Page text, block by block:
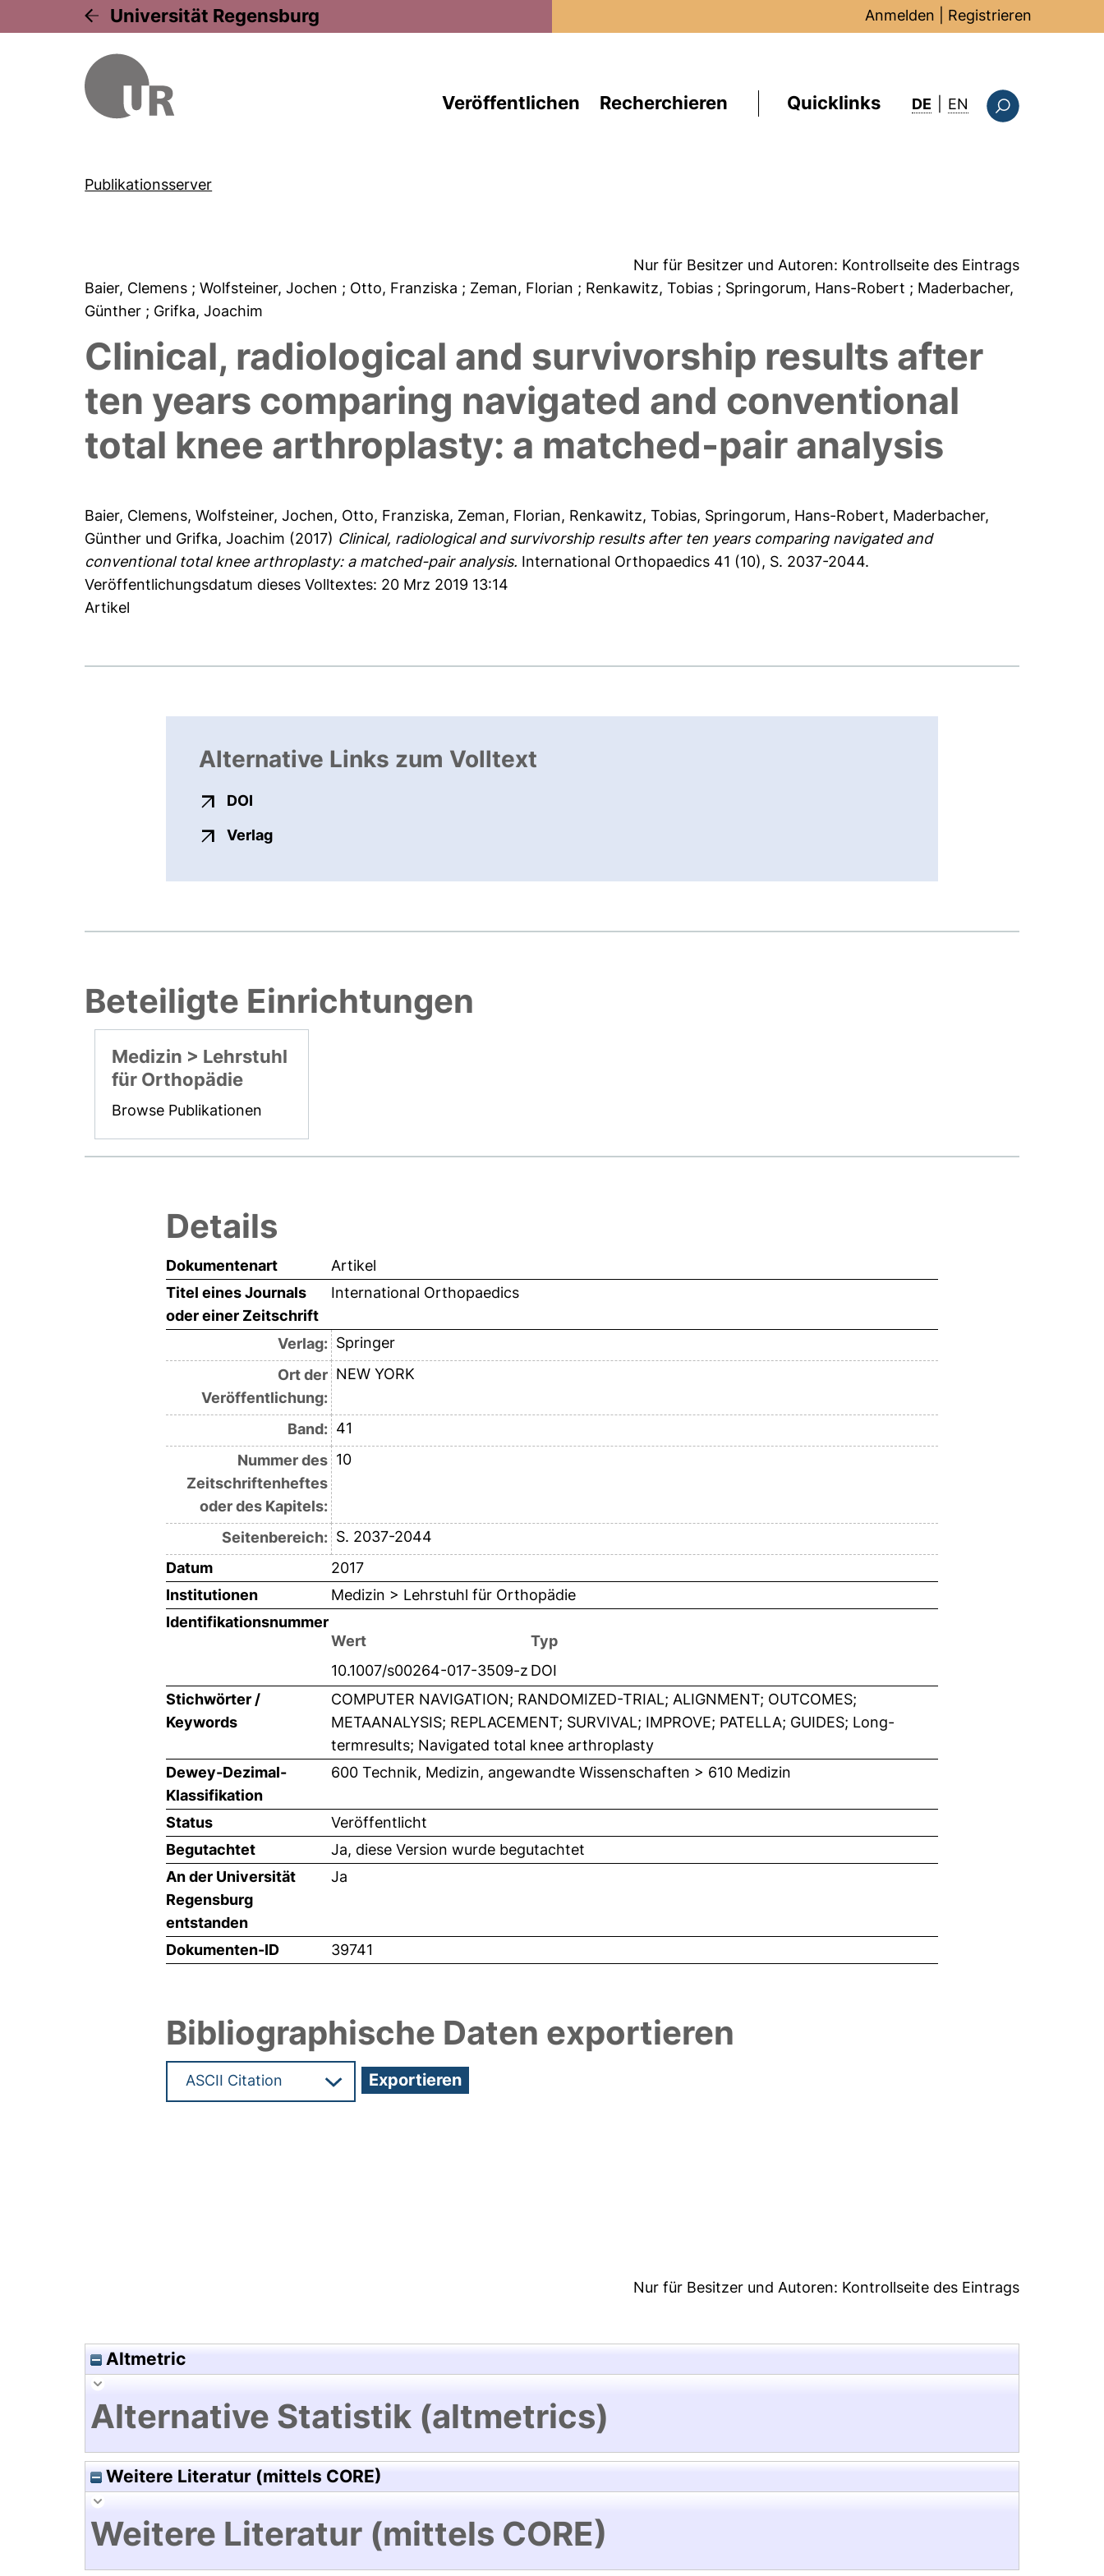
Universität Regensburg Anmelden Registrieren
Veröffentlichen Recherchieren Quicklinks DE EN : this page in
Publikationsserver
Nur für Besitzer und Autoren: Kontrollseite des Eintrags
Baier, Clemens ; Wolfsteiner, Jochen ; Otto, Franziska ; Zeman, Florian ; Renkawitz, Tobias ; Springorum, Hans-Robert ; Maderbacher,
Günther ; Grifka, Joachim
Clinical, radiological and survivorship results after
ten years comparing navigated and conventional
total knee arthroplasty: a matched-pair analysis
Baier, Clemens,Wolfsteiner, Jochen, Otto, Franziska, Zeman, Florian, Renkawitz, Tobias, Springorum, Hans-Robert, Maderbacher,
Günther und Grifka, Joachim (2017) Clinical, radiological and survivorship results after ten years comparing navigated and
conventional total knee arthroplasty: a matched-pair analysis. International Orthopaedics 41 (10), S. 2037-2044.
Veröffentlichungsdatum dieses Volltextes: 20 Mrz 2019 13:14
Artikel
Alternative Links zum Volltext
DOI
Verlagexterner Link, öffnet neues Fenster
Beteiligte Einrichtungen
Medizin > Lehrstuhl
für Orthopädie
Browse Publikationen
Details
Dokumentenart
Artikel
Titel eines Journals
oder einer Zeitschrift
International Orthopaedics
Verlag: Springer
Ort der
Veröffentlichung:
NEW YORK
Band: 41
Nummer des
Zeitschriftenheftes
oder des Kapitels:
10
Seitenbereich: S. 2037-2044
Datum
2017
Institutionen
Medizin > Lehrstuhl für Orthopädie
Identifikationsnummer
Wert
Typ
10.1007/s00264-017-3509-z DOI
Stichwörter /
Keywords
COMPUTER NAVIGATION; RANDOMIZED-TRIAL; ALIGNMENT; OUTCOMES;
METAANALYSIS; REPLACEMENT; SURVIVAL; IMPROVE; PATELLA; GUIDES; Long-
termresults; Navigated total knee arthroplasty
Dewey-Dezimal-
Klassifikation
600 Technik, Medizin, angewandte Wissenschaften > 610 Medizin
Status
Veröffentlicht
Begutachtet
Ja, diese Version wurde begutachtet
An der Universität
Regensburg
entstanden
Ja
Dokumenten-ID 39741
Bibliographische Daten exportieren
Nur für Besitzer und Autoren: Kontrollseite des Eintrags
Altmetric
Alternative Statistik (altmetrics)
Weitere Literatur (mittels CORE)
Weitere Literatur (mittels CORE)